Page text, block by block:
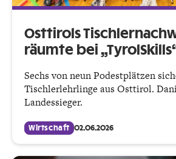
Osttirols
räumte bei
Sechs von neun Podestplätzen
Tischlerlehrlinge aus Osttirol.
Landessieger.
Wirtschaft 02.06.2026